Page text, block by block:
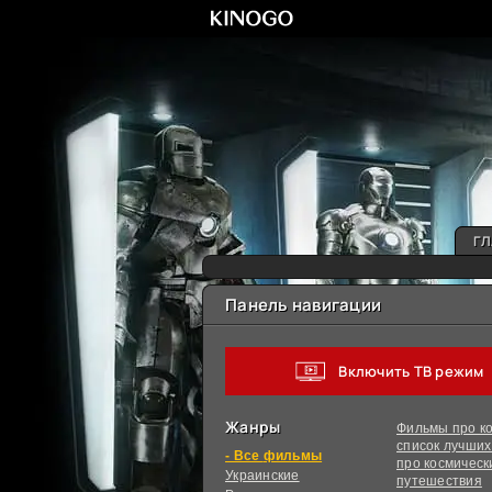
Панель навигации
Включить ТВ режим
Жанры
фильмы
Украинcкие
Фильмы про
список
про
путешествия